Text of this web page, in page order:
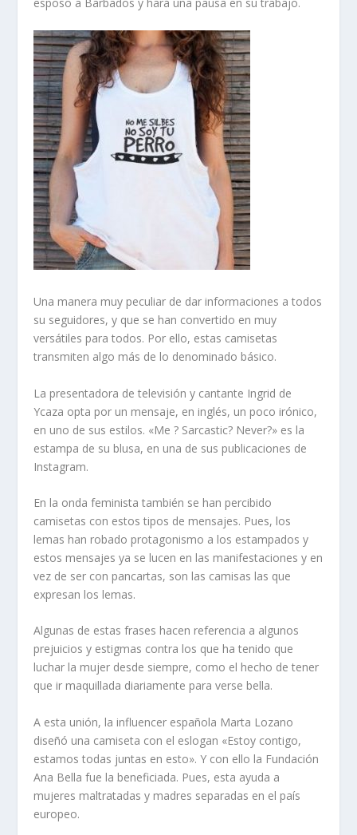
esposo a Barbados y hará una pausa en su trabajo.
Una manera muy peculiar de dar informaciones a todos
su seguidores, y que se han convertido en muy
versátiles para todos. Por ello, estas camisetas
transmiten algo más de lo denominado básico.
La presentadora de televisión y cantante Ingrid de
Ycaza opta por un mensaje, en inglés, un poco irónico,
en uno de sus estilos. «Me ? Sarcastic? Never?» es la
estampa de su blusa, en una de sus publicaciones de
Instagram.
En la onda feminista también se han percibido
camisetas con estos tipos de mensajes. Pues, los
lemas han robado protagonismo a los estampados y
estos mensajes ya se lucen en las manifestaciones y en
vez de ser con pancartas, son las camisas las que
expresan los lemas.
Algunas de estas frases hacen referencia a algunos
prejuicios y estigmas contra los que ha tenido que
luchar la mujer desde siempre, como el hecho de tener
que ir maquillada diariamente para verse bella.
A esta unión, la influencer española Marta Lozano
diseñó una camiseta con el eslogan «Estoy contigo,
estamos todas juntas en esto». Y con ello la Fundación
Ana Bella fue la beneficiada. Pues, esta ayuda a
mujeres maltratadas y madres separadas en el país
europeo.